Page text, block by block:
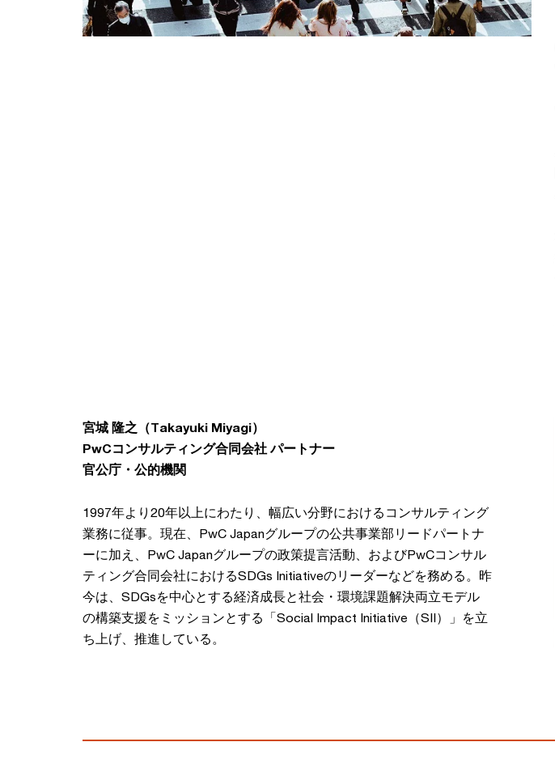
宮城 隆之（Takayuki Miyagi）
PwCコンサルティング合同会社 パートナー
官公庁・公的機関
1997年より20年以上にわたり、幅広い分野におけるコンサルティング
業務に従事。現在、PwC Japanグループの公共事業部リードパートナ
ーに加え、PwC Japanグループの政策提言活動、およびPwCコンサル
ティング合同会社におけるSDGs Initiativeのリーダーなどを務める。昨
今は、SDGsを中心とする経済成長と社会・環境課題解決両立モデル
の構築支援をミッションとする「Social Impact Initiative（SII）」を立
ち上げ、推進している。